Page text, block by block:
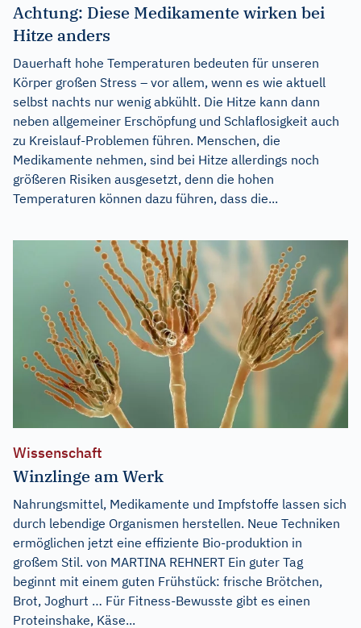
Achtung: Diese Medikamente wirken bei
Hitze anders
Dauerhaft hohe Temperaturen bedeuten für unseren
Körper großen Stress – vor allem, wenn es wie aktuell
selbst nachts nur wenig abkühlt. Die Hitze kann dann
neben allgemeiner Erschöpfung und Schlaflosigkeit auch
zu Kreislauf-Problemen führen. Menschen, die
Medikamente nehmen, sind bei Hitze allerdings noch
größeren Risiken ausgesetzt, denn die hohen
Temperaturen können dazu führen, dass die...
Wissenschaft
Winzlinge am Werk
Nahrungsmittel, Medikamente und Impfstoffe lassen sich
durch lebendige Organismen herstellen. Neue Techniken
ermöglichen jetzt eine effiziente Bio-produktion in
großem Stil. von MARTINA REHNERT Ein guter Tag
beginnt mit einem guten Frühstück: frische Brötchen,
Brot, Joghurt … Für Fitness-Bewusste gibt es einen
Proteinshake, Käse...